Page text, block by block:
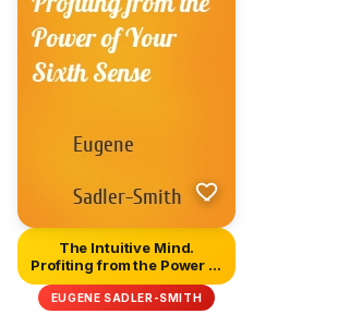
The Intuitive Mind.
Profiting from the Power of
Yo...
EUGENE SADLER-SMITH